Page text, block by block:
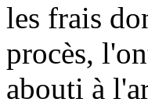
les frais
procès,
abouti à